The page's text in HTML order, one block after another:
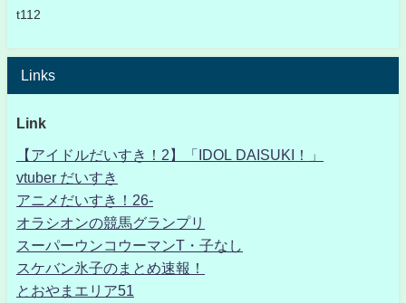
t112
Links
Link
【アイドルだいすき！2】「IDOL DAISUKI！」
vtuber だいすき
アニメだいすき！26-
オラシオンの競馬グランプリ
スーパーウンコウーマンT・子なし
スケバン氷子のまとめ速報！
とおやまエリア51